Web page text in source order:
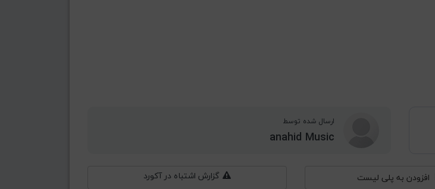
ارسال شده توسط
anahid Music
افزودن به پلی لیست گزارش اشتباه در آکورد